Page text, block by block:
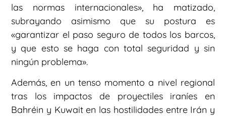
las normas internacionales», ha matizado,
subrayando asimismo que su postura es
«garantizar el paso seguro de todos los barcos,
y que esto se haga con total seguridad y sin
ningún problema».
Además, en un tenso momento a nivel regional
tras los impactos de proyectiles iraníes en
Bahréin y Kuwait en las hostilidades entre Irán y